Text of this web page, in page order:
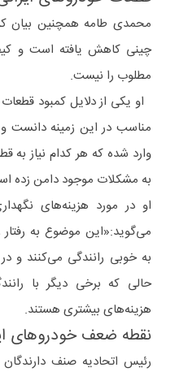
محمدی طامه همچنین بیان
چینی کاهش یافته است و
مطلوب را نیست.
او یکی از دلایل کمبود
مناسب در این زمینه دانست
وارد شده که هر کدام نیاز
به مشکلات موجود دامن زده
او در مورد هزینه‌های
می‌گوید:«این موضوع به رفتار
به خوبی رانندگی می‌کنند و
حالی که برخی دیگر با
هزینه‌های بیشتری هستند.
نقطه ضعف خودروهای
رئیس اتحادیه صنف